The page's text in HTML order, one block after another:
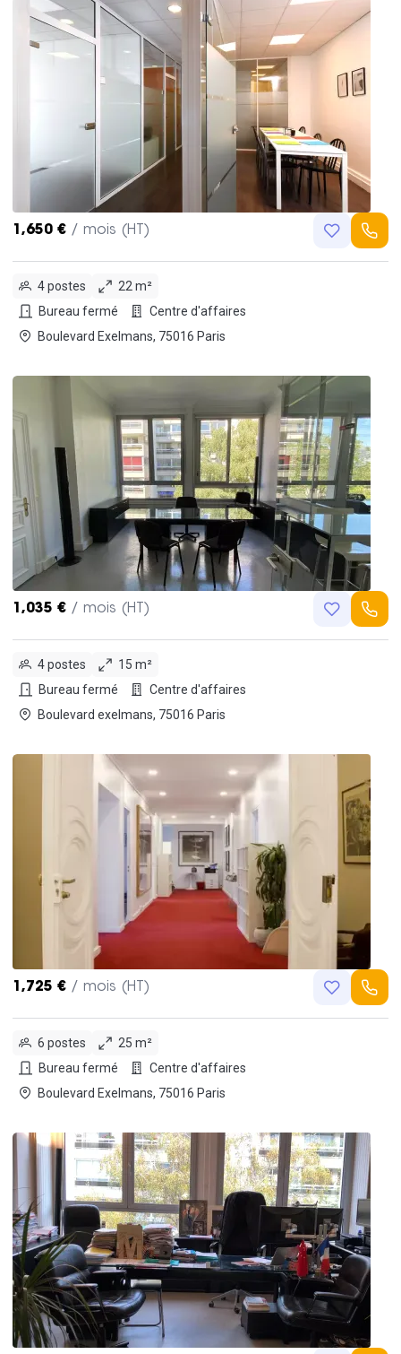
1,650 € / mois (HT)
4 postes
22 m²
Bureau fermé
Centre d'affaires
Boulevard Exelmans, 75016 Paris
1,035 € / mois (HT)
4 postes
15 m²
Bureau fermé
Centre d'affaires
Boulevard exelmans, 75016 Paris
1,725 € / mois (HT)
6 postes
25 m²
Bureau fermé
Centre d'affaires
Boulevard Exelmans, 75016 Paris